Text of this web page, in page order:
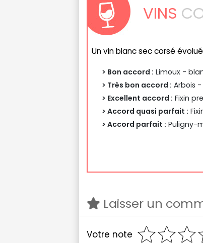
VINS
Un vin blanc sec corsé
> Bon accord : Limoux -
> Très bon accord : Arbois
> Excellent accord : Fixin
> Accord quasi parfait :
> Accord parfait : Puligny-
Laisser un
Votre note